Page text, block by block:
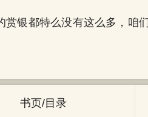
赏银都特么没有这么多，咱
书页/目录